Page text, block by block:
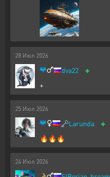
28 Июл 2026
dva22 +
+
25 Июл 2026
🗝️Larunda +
🔥🔥🔥
24 Июл 2026